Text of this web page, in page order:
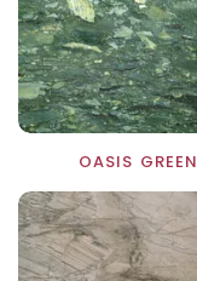
OASIS GREEN